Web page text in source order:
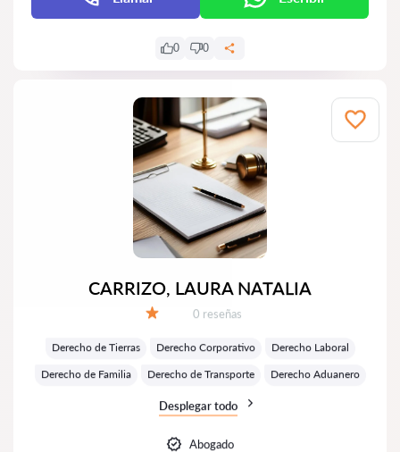
0 0
CARRIZO, LAURA NATALIA
Número de reseñas:
0 reseñas
Derecho de Tierras Derecho Corporativo
Derecho Laboral
Derecho de Familia
Derecho de Transporte Derecho Aduanero
Desplegar todo
Abogado